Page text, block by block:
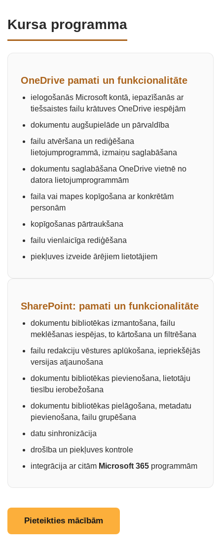
Kursa programma
OneDrive pamati un funkcionalitāte
ielogošanās Microsoft kontā, iepazīšanās ar
tiešsaistes failu krātuves OneDrive iespējām
dokumentu augšupielāde un pārvaldība
failu atvēršana un rediģēšana
lietojumprogrammā, izmaiņu saglabāšana
dokumentu saglabāšana OneDrive vietnē no
datora lietojumprogrammām
faila vai mapes kopīgošana ar konkrētām
personām
kopīgošanas pārtraukšana
failu vienlaicīga rediģēšana
piekļuves izveide ārējiem lietotājiem
SharePoint: pamati un funkcionalitāte
dokumentu bibliotēkas izmantošana, failu
meklēšanas iespējas, to kārtošana un filtrēšana
failu redakciju vēstures aplūkošana, iepriekšējās
versijas atjaunošana
dokumentu bibliotēkas pievienošana, lietotāju
tiesību ierobežošana
dokumentu bibliotēkas pielāgošana, metadatu
pievienošana, failu grupēšana
datu sinhronizācija
drošība un piekļuves kontrole
integrācija ar citām Microsoft 365 programmām
Pieteikties mācībām